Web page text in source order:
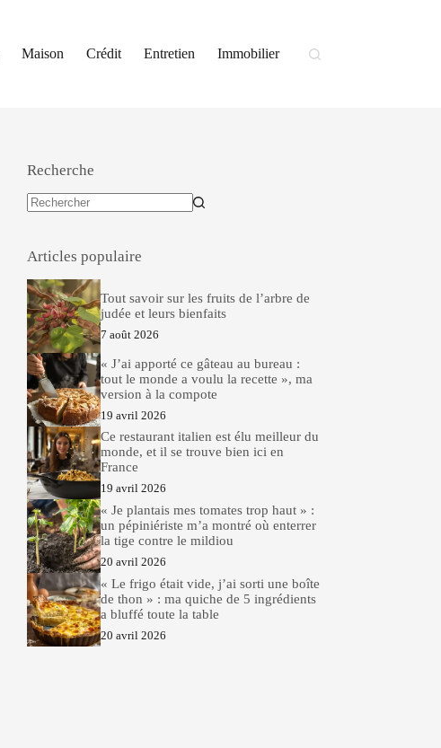
Maison Crédit Entretien Immobilier
Recherche
Articles populaire
Tout savoir sur les fruits de l’arbre de
judée et leurs bienfaits
7 août 2026
« J’ai apporté ce gâteau au bureau :
tout le monde a voulu la recette », ma
version à la compote
19 avril 2026
Ce restaurant italien est élu meilleur du
monde, et il se trouve bien ici en
France
19 avril 2026
« Je plantais mes tomates trop haut » :
un pépiniériste m’a montré où enterrer
la tige contre le mildiou
20 avril 2026
« Le frigo était vide, j’ai sorti une boîte
de thon » : ma quiche de 5 ingrédients
a bluffé toute la table
20 avril 2026